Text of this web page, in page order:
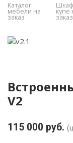
Каталог
мебели на
заказ
купе
заказ
V2
115 000 руб.